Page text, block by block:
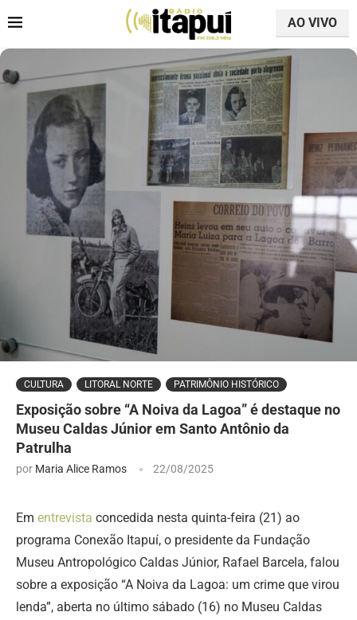
AO VIVO
CULTURA LITORAL NORTE PATRIMÔNIO HISTÓRICO
Exposição sobre “A Noiva da Lagoa” é destaque no
Museu Caldas Júnior em Santo Antônio da
Patrulha
por Maria Alice Ramos 22/08/2025
Em entrevista concedida nesta quinta-feira (21) ao
programa Conexão Itapuí, o presidente da Fundação
Museu Antropológico Caldas Júnior, Rafael Barcela, falou
sobre a exposição “A Noiva da Lagoa: um crime que virou
lenda”, aberta no último sábado (16) no Museu Caldas